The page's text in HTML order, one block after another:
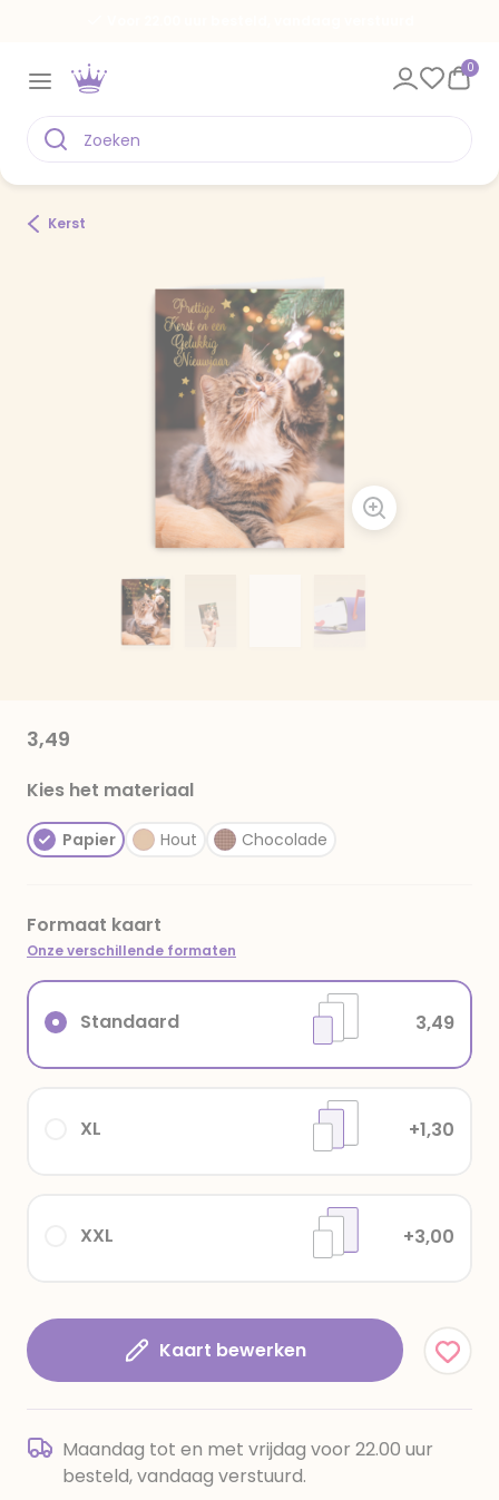
0
Kerst
3,49
Kies het materiaal
Papier Hout Chocolade
Formaat kaart
Onze verschillende formaten
XXL +3,00
XL +1,30
Standaard 3,49
Kaart bewerken
Maandag tot en met vrijdag voor 22.00 uur
besteld, vandaag verstuurd.